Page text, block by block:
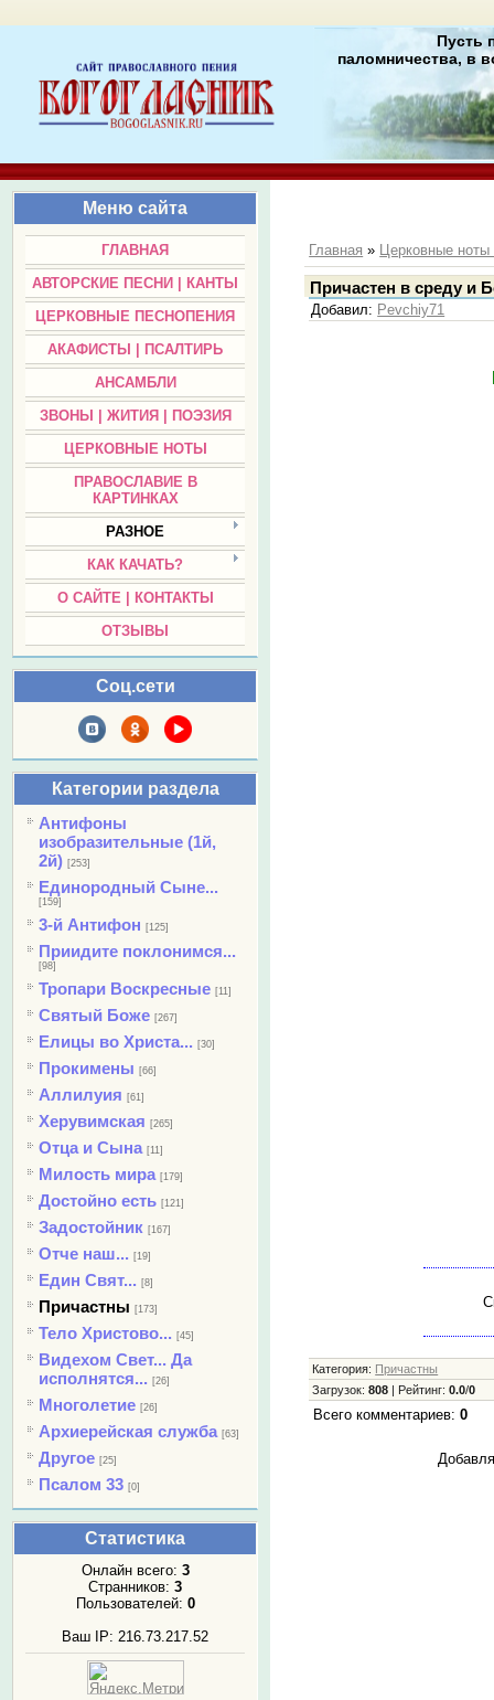
Пусть
паломничества, в
Меню сайта
ГЛАВНАЯ
АВТОРСКИЕ ПЕСНИ | КАНТЫ
ЦЕРКОВНЫЕ ПЕСНОПЕНИЯ
АКАФИСТЫ | ПСАЛТИРЬ
АНСАМБЛИ
ЗВОНЫ | ЖИТИЯ | ПОЭЗИЯ
ЦЕРКОВНЫЕ НОТЫ
ПРАВОСЛАВИЕ В
КАРТИНКАХ
РАЗНОЕ
КАК КАЧАТЬ?
О САЙТЕ | КОНТАКТЫ
ОТЗЫВЫ
Соц.сети
Категории раздела
Антифоны
изобразительные (1й,
2й) [253]
Единородный Сыне...
[159]
3-й Антифон [125]
Приидите поклонимся...
[98]
Тропари Воскресные [11]
Святый Боже [267]
Елицы во Христа... [30]
Прокимены [66]
Аллилуия [61]
Херувимская [265]
Отца и Сына [11]
Милость мира [179]
Достойно есть [121]
Задостойник [167]
Отче наш... [19]
Един Свят... [8]
Причастны [173]
Тело Христово... [45]
Видехом Свет... Да
исполнятся... [26]
Многолетие [26]
Архиерейская служба [63]
Другое [25]
Псалом 33 [0]
Статистика
Онлайн всего: 3
Странников: 3
Пользователей: 0
Ваш IP: 216.73.217.52
Главная » Церковные ноты
Причастен в среду и
Добавил: Pevchiy71
Категория: Причастны
Загрузок:808 Рейтинг:0.0/0
Всего комментариев: 0